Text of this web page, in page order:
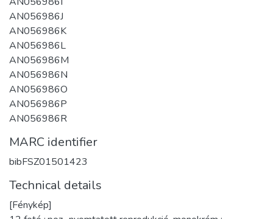
AN056986J
AN056986K
AN056986L
AN056986M
AN056986N
AN056986O
AN056986P
AN056986R
MARC identifier
bibFSZ01501423
Technical details
[Fénykép]